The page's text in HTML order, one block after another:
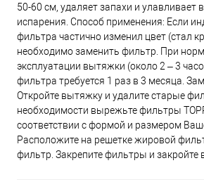
50-60 см, удаляет запахи и улавливает
испарения. Способ применения: Если
фильтра частично изменил цвет (стал
необходимо заменить фильтр. При
эксплуатации вытяжки (около 2 – 3
фильтра требуется 1 раз в 3 месяца.
Откройте вытяжку и удалите старые
необходимости вырежьте фильтры
соответствии с формой и размером
Расположите на решетке жировой
фильтр. Закрепите фильтры и закройте